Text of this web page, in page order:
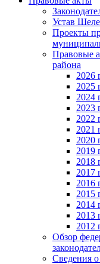
Устав
Проекты
Правовые
района
2026
2025
2024
2023
2022
2021
2020
2019
2018
2017
2016
2015
2014
2013
2012
Обзор
Сведения